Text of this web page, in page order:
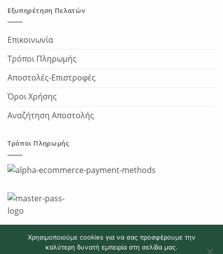
Εξυπηρέτηση Πελατών
Επικοινωνία
Τρόποι Πληρωμής
Αποστολές-Επιστροφές
Όροι Χρήσης
Αναζήτηση Αποστολής
Τρόποι Πληρωμής
Χρησιμοποιούμε cookies για να σας προσφέρουμε την
καλύτερη δυνατή εμπειρία στη σελίδα μας.